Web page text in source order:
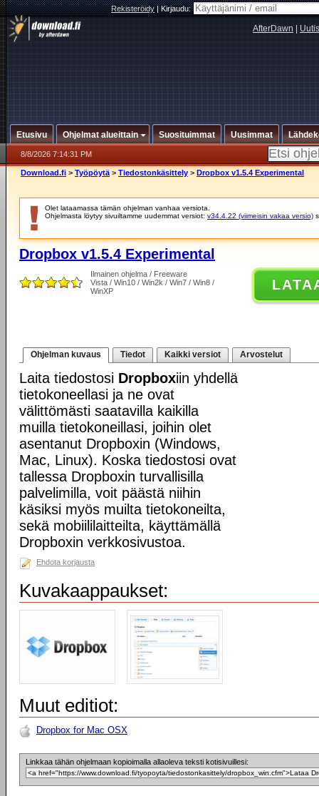
Rekisteröidy|Kirjaudu:
AfterDawn
Etusivu Ohjelmat alueittain Suosituimmat Uusimmat
8/8/2026 7:14:31 PM
Download.fi > Työpöytä > Tiedostonkäsittely > Dropbox v1.5.4 Experimental
Olet lataamassa tämän ohjelman vanhaa versiota.
Ohjelmasta löytyy sivuiltamme uudemmat versiot: v34.4.22 (viimeisin vakaa versio)
Dropbox v1.5.4 Experimental
Ilmainen ohjelma / Freeware
Vista / Win10 / Win2k / Win7 / Win8 /
WinXP
Ohjelman kuvaus Tiedot Kaikki versiot Arvostelut
Laita tiedostosi Dropboxiin yhdellä
tietokoneellasi ja ne ovat
välittömästi saatavilla kaikilla
muilla tietokoneillasi, joihin olet
asentanut Dropboxin (Windows,
Mac, Linux). Koska tiedostosi ovat
tallessa Dropboxin turvallisilla
palvelimilla, voit päästä niihin
käsiksi myös muilta tietokoneilta,
sekä mobiililaitteilta, käyttämällä
Dropboxin verkkosivustoa.
Ehdota korjausta
Kuvakaappaukset:
Muut editiot:
Dropbox for Mac OSX
Linkkaa tähän ohjelmaan kopioimalla allaoleva teksti kotisivuillesi: